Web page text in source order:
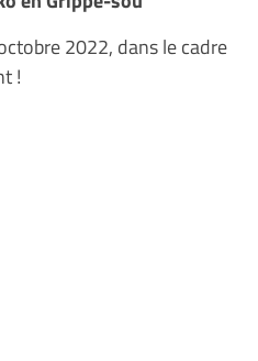
2022, dans le cadre
!